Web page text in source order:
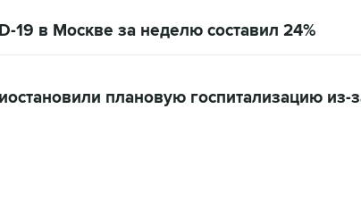
19 в Москве за неделю составил 24%
плановую госпитализацию из-